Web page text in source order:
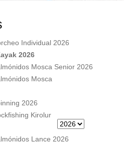
Individual 2026
2026
Mosca Senior 2026
Mosca
2026
Kirolur
Lance 2026